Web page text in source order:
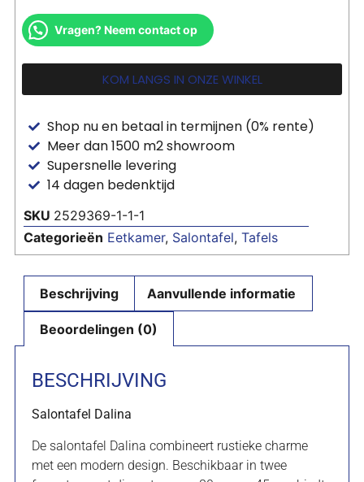
Vragen? Neem contact op
KOM LANGS IN ONZE WINKEL
Shop nu en betaal in termijnen (0% rente)
Meer dan 1500 m2 showroom
Supersnelle levering
14 dagen bedenktijd
SKU 2529369-1-1-1
Categorieën Eetkamer, Salontafel,Tafels
Beschrijving Aanvullende informatie
Beoordelingen (0)
BESCHRIJVING
Salontafel Dalina
De salontafel Dalina combineert rustieke charme
met een modern design. Beschikbaar in twee